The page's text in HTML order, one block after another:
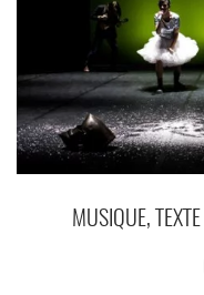
MUSIQUE,